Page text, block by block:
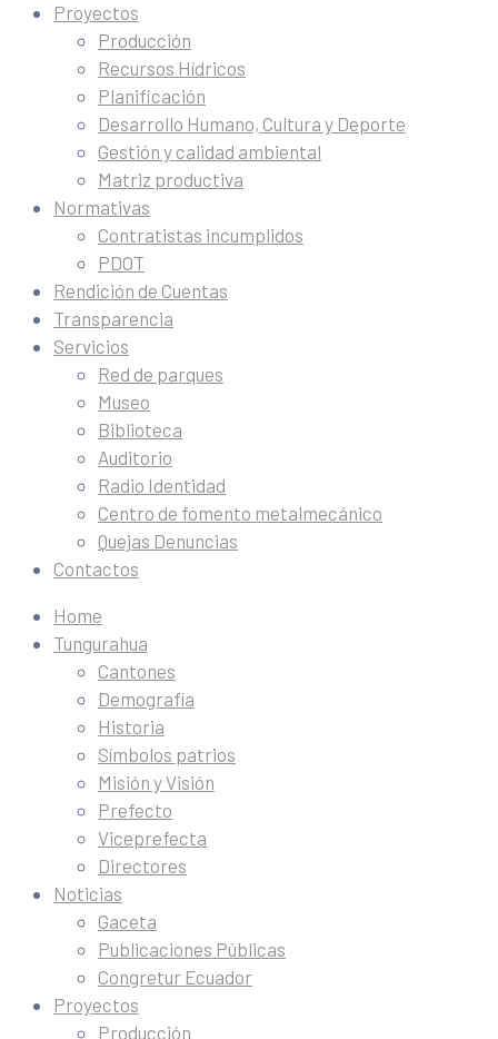
Proyectos
Producción
Recursos Hídricos
Planificación
Desarrollo Humano, Cultura y Deporte
Gestión y calidad ambiental
Matriz productiva
Normativas
Contratistas incumplidos
PDOT
Rendición de Cuentas
Transparencia
Servicios
Red de parques
Museo
Biblioteca
Auditorio
Radio Identidad
Centro de fomento metalmecánico
Quejas Denuncias
Contactos
Home
Tungurahua
Cantones
Demografía
Historia
Símbolos patrios
Misión y Visión
Prefecto
Viceprefecta
Directores
Noticias
Gaceta
Publicaciones Públicas
Congretur Ecuador
Proyectos
Producción